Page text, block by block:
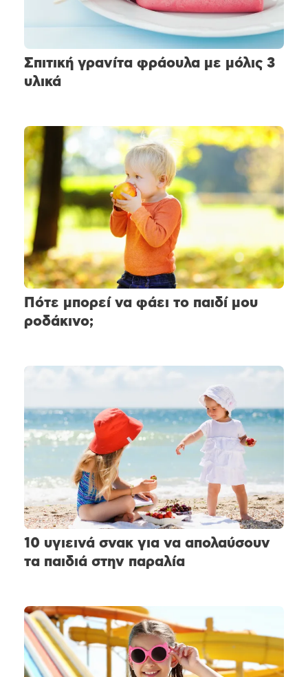
Σπιτική γρανίτα φράουλα με μόλις 3
υλικά
Πότε μπορεί να φάει το παιδί μου
ροδάκινο;
10 υγιεινά σνακ για να απολαύσουν
τα παιδιά στην παραλία